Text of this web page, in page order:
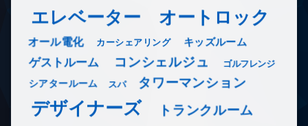
エレベーター オートロック
オール電化 カーシェアリング キッズルーム
ゲストルーム コンシェルジュ ゴルフレンジ
シアタールーム スパ タワーマンション
デザイナーズ トランクルーム